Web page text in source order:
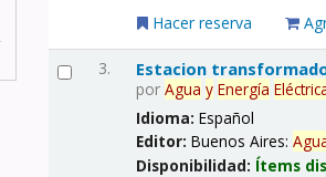
Hacer reserva
3. Estacion
porAgua y Energía
Idioma:Español
Editor:Buenos Aires:
Disponibilidad: Ítems